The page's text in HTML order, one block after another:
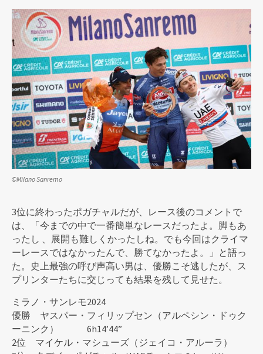
©Milano Sanremo
3位に終わったポガチャルだが、レース後のコメントで
は、「今までの中で一番簡単なレースだったよ。脚もあ
ったし 、展開も難しくかったしね。でも今回はクライマ
ーレースではなかったんで、勝てなかったよ。」と語っ
た。史上最強の呼び声高い男は、優勝こそ逃したが、ス
プリンターたちに交じっても結果を残して見せた。
ミラノ・サンレモ2024
優勝 ヤスパー・フィリップセン（アルペシン・ドゥク
ーニンク） 6h14’44”
2位 マイケル・マシューズ（ジェイコ・アルーラ）